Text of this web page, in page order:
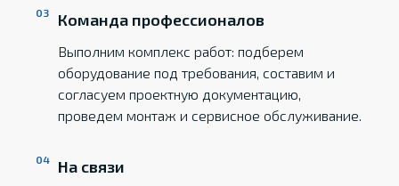
Команда профессионалов
Выполним комплекс работ: подберем
оборудование под требования, составим и
согласуем проектную документацию,
проведем монтаж и сервисное обслуживание.
На связи